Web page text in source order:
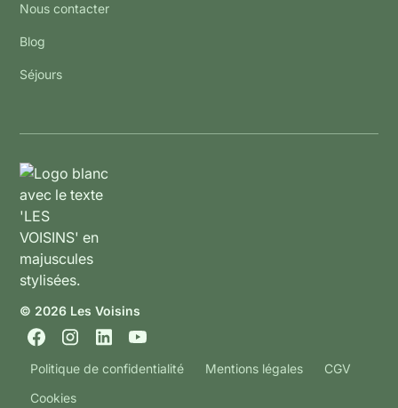
Nous contacter
Blog
Séjours
© 2026 Les Voisins
Politique de confidentialité Mentions légales
CGV
Cookies